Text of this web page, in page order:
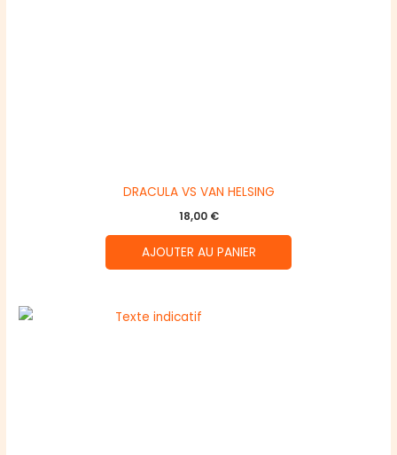
DRACULA VS VAN HELSING
18,00 €
AJOUTER AU PANIER